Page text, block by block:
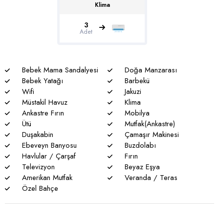
yapılmaktadır. Bütün önlemlere rağmen çevrede kelebek,
böcek, sinek vs. bulunma ihtimali vardır.
garantisi verememekteyiz. Bu villalarımızda her zaman %5
sakınma payı mevcuttur.
* Villalarımızda yaz aylarında yoğun nüfus artışı nedeniyle
nadiren de olsa elektrik ve su kesintileri yaşanabilmektedir.
Klima
3
Adet
Bebek Mama Sandalyesi
Doğa Manzarası
Bebek Yatağı
Barbekü
Wifi
Jakuzi
Müstakil Havuz
Klima
Ankastre Fırın
Mobilya
Ütü
Mutfak(Ankastre)
Duşakabin
Çamaşır Makinesi
Ebeveyn Banyosu
Buzdolabı
Havlular / Çarşaf
Fırın
Televizyon
Beyaz Eşya
Amerikan Mutfak
Veranda / Teras
Özel Bahçe